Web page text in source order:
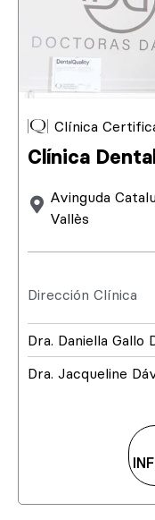
Clínica
Clínica
Avinguda
Vallès
Dirección Clínica
Dra. Daniella Gallo
Dra. Jacqueline